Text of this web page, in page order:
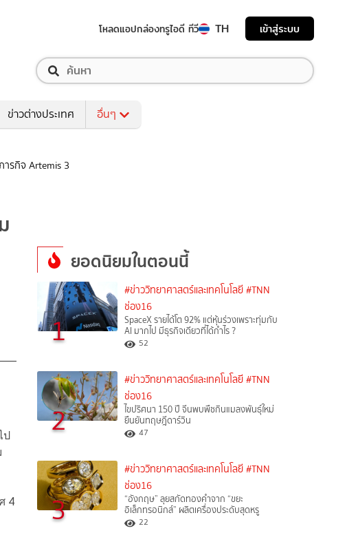
โหลดแอปกล่องทรูไอดี ทีวี TH เข้าสู่ระบบ
ข่าวต่างประเทศ อื่นๆ
รกิจ Artemis 3
ป
4
ยอดนิยมในตอนนี้
1
#ข่าววิทยาศาสตร์และเทคโนโลยี #TNN
ช่อง16
SpaceX รายได้โต 92% แต่หุ้นร่วงเพราะทุ่มกับ
AI มากไป มีธุรกิจเดียวที่ได้กำไร ?
52
2
#ข่าววิทยาศาสตร์และเทคโนโลยี #TNN
ช่อง16
ไขปริศนา 150 ปี จีนพบพืชกินแมลงพันธุ์ใหม่
ยืนยันทฤษฎีดาร์วิน
47
3
#ข่าววิทยาศาสตร์และเทคโนโลยี #TNN
ช่อง16
“อังกฤษ” ลุยสกัดทองคำจาก “ขยะ
อิเล็กทรอนิกส์” ผลิตเครื่องประดับสุดหรู
22